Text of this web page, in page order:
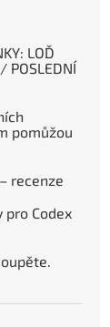
LOĎ
POSLEDNÍ
pomůžou
recenze
pro Codex